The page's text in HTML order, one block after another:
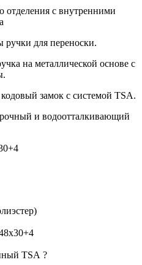
отделения с внутренними
ручки для переноски.
на металлической основе с
замок с системой TSA.
и водоотталкивающий
TSA ?